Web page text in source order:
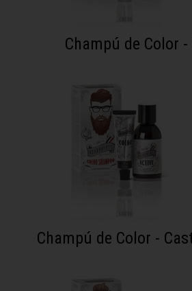
Champú de Color
Champú de Color -